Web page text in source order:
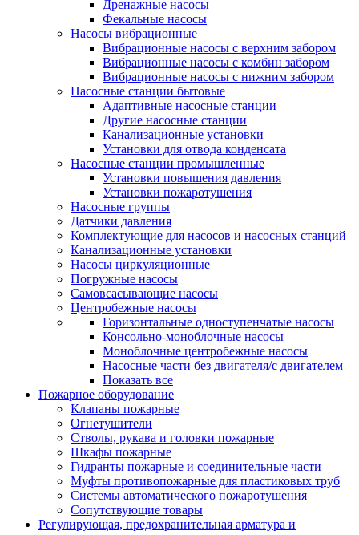
Дренажные насосы
Фекальные насосы
Насосы вибрационные
Вибрационные насосы с верхним забором
Вибрационные насосы с комбин забором
Вибрационные насосы с нижним забором
Насосные станции бытовые
Адаптивные насосные станции
Другие насосные станции
Канализационные установки
Установки для отвода конденсата
Насосные станции промышленные
Установки повышения давления
Установки пожаротушения
Насосные группы
Датчики давления
Комплектующие для насосов и насосных станций
Канализационные установки
Насосы циркуляционные
Погружные насосы
Самовсасывающие насосы
Центробежные насосы
Горизонтальные одноступенчатые насосы
Консольно-моноблочные насосы
Моноблочные центробежные насосы
Насосные части без двигателя/с двигателем
Показать все
Пожарное оборудование
Клапаны пожарные
Огнетушители
Стволы, рукава и головки пожарные
Шкафы пожарные
Гидранты пожарные и соединительные части
Муфты противопожарные для пластиковых труб
Системы автоматического пожаротушения
Сопутствующие товары
Регулирующая, предохранительная арматура и